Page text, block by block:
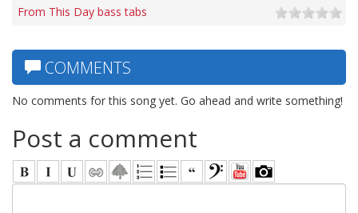
From This Day bass tabs
COMMENTS
No comments for this song yet. Go ahead and write something!
Post a comment